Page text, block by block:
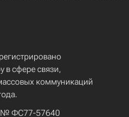
в сфере связи,
коммуникаций
№ ФС77-57640